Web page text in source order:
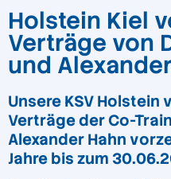
Holstein Kiel
Verträge von
und
Unsere KSV
Verträge der Co-
Alexander Hahn
Jahre bis zum